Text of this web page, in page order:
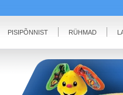
PISIPÕNNIST RÜHMAD